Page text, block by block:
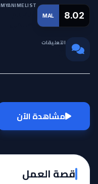
MAL 8.02
MYANIMELIST
التعليقات
مشاهدة الآن
قصة العمل